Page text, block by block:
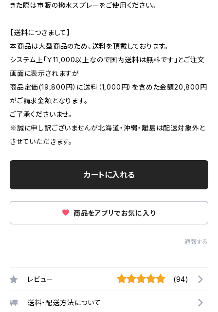
きた際は市販の撥水スプレーをご使用ください。
【送料につきまして】
本商品は大型商品のため、送料を頂戴しております。
システム上「￥11,000以上なので国内送料は無料です」とご注文
画面に表示されますが
商品定価(19,800円）に送料（1,000円）を含めた金額20,800円
がご請求金額となります。
ご了承くださいませ。
※誠に申し訳ございませんが北海道・沖縄・離島は配送対象外と
させていただきます。
カートに入れる
商品をアプリでお気に入り
通報する
レビュー (94)
送料・配送方法について